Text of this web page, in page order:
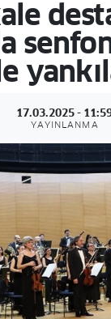
17.03.2025 -
YAYINLANMA
Haberleri